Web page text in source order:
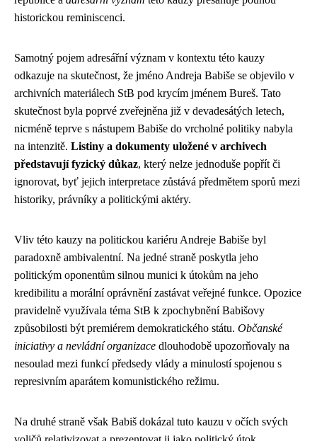
historickou reminiscenci.
Samotný pojem adresářní význam v kontextu této kauzy
odkazuje na skutečnost, že jméno Andreja Babiše se objevilo v
archivních materiálech StB pod krycím jménem Bureš. Tato
skutečnost byla poprvé zveřejněna již v devadesátých letech,
nicméně teprve s nástupem Babiše do vrcholné politiky nabyla
na intenzitě. Listiny a dokumenty uložené v archivech
představují fyzický důkaz, který nelze jednoduše popřít či
ignorovat, byť jejich interpretace zůstává předmětem sporů mezi
historiky, právníky a politickými aktéry.
Vliv této kauzy na politickou kariéru Andreje Babiše byl
paradoxně ambivalentní. Na jedné straně poskytla jeho
politickým oponentům silnou munici k útokům na jeho
kredibilitu a morální oprávnění zastávat veřejné funkce. Opozice
pravidelně využívala téma StB k zpochybnění Babišovy
způsobilosti být premiérem demokratického státu. Občanské
iniciativy a nevládní organizace dlouhodobě upozorňovaly na
nesoulad mezi funkcí předsedy vlády a minulostí spojenou s
represivním aparátem komunistického režimu.
Na druhé straně však Babiš dokázal tuto kauzu v očích svých